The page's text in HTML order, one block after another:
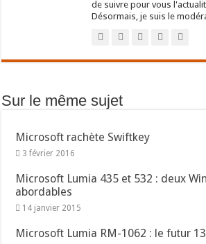
de suivre pour vous
Désormais, je suis le
Sur le même sujet
Microsoft rachète Swiftkey
3 février 2016
Microsoft Lumia 435 et 532 : deux
abordables
14 janvier 2015
Microsoft Lumia RM-1062 : le futur